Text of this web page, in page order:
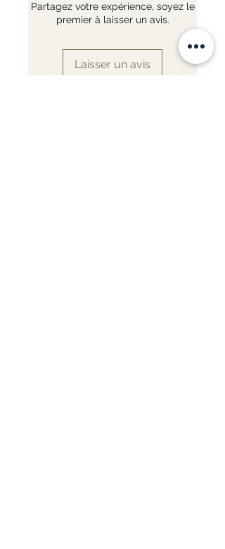
Partagez votre expérience, soyez le
premier à laisser un avis.
Laisser un avis